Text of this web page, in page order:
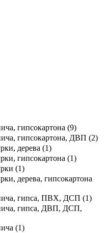
гипсокартона (9)
гипсокартона, ДВП (2)
дерева (1)
гипсокартона (1)
(1)
дерева, гипсокартона
гипса, ПВХ, ДСП (1)
гипса, ДВП, ДСП,
(1)